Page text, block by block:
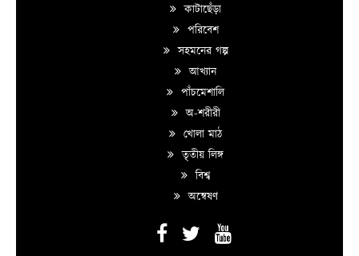
কাটাছেঁড়া
পরিবেশ
সহমনের গল্প
আখ্যান
পাঁচমেশালি
অ-শরীরী
খোলা মাঠ
তৃতীয় লিঙ্গ
বিশ্ব
অন্বেষণ